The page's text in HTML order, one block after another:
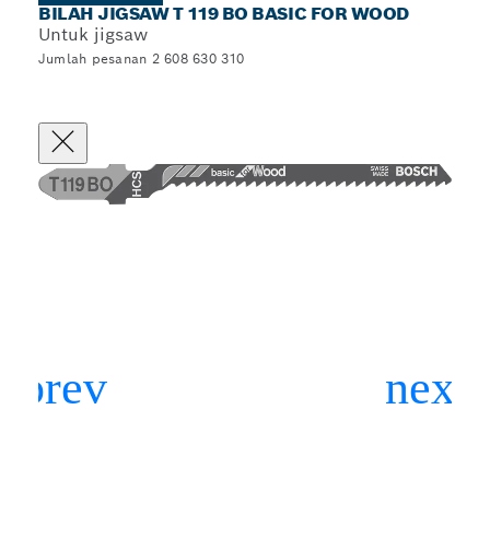
BILAH JIGSAW T 119 BO BASIC FOR WOOD
Untuk jigsaw
Jumlah pesanan 2 608 630 310